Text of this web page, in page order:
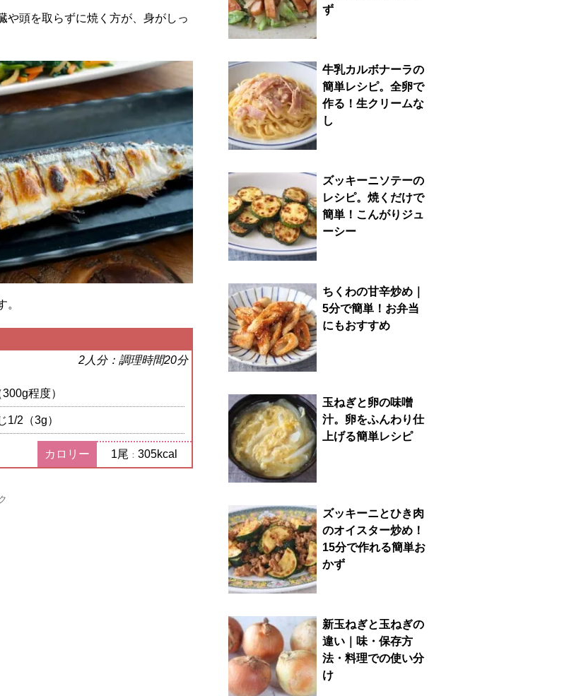
や頭を取らずに焼く方が、身がしっ
。
2人分：調理時間20分
程度）
1/2（3g）
カロリー 1尾 ： 305kcal
ず
牛乳カルボナーラの
簡単レシピ。全卵で
作る！生クリームな
し
ズッキーニソテーの
レシピ。焼くだけで
簡単！こんがりジュ
ーシー
ちくわの甘辛炒め｜
5分で簡単！お弁当
にもおすすめ
玉ねぎと卵の味噌
汁。卵をふんわり仕
上げる簡単レシピ
ズッキーニとひき肉
のオイスター炒め！
15分で作れる簡単お
かず
新玉ねぎと玉ねぎの
違い｜味・保存方
法・料理での使い分
け